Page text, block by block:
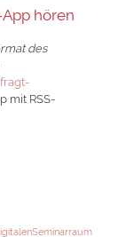
hören
des
mit RSS-